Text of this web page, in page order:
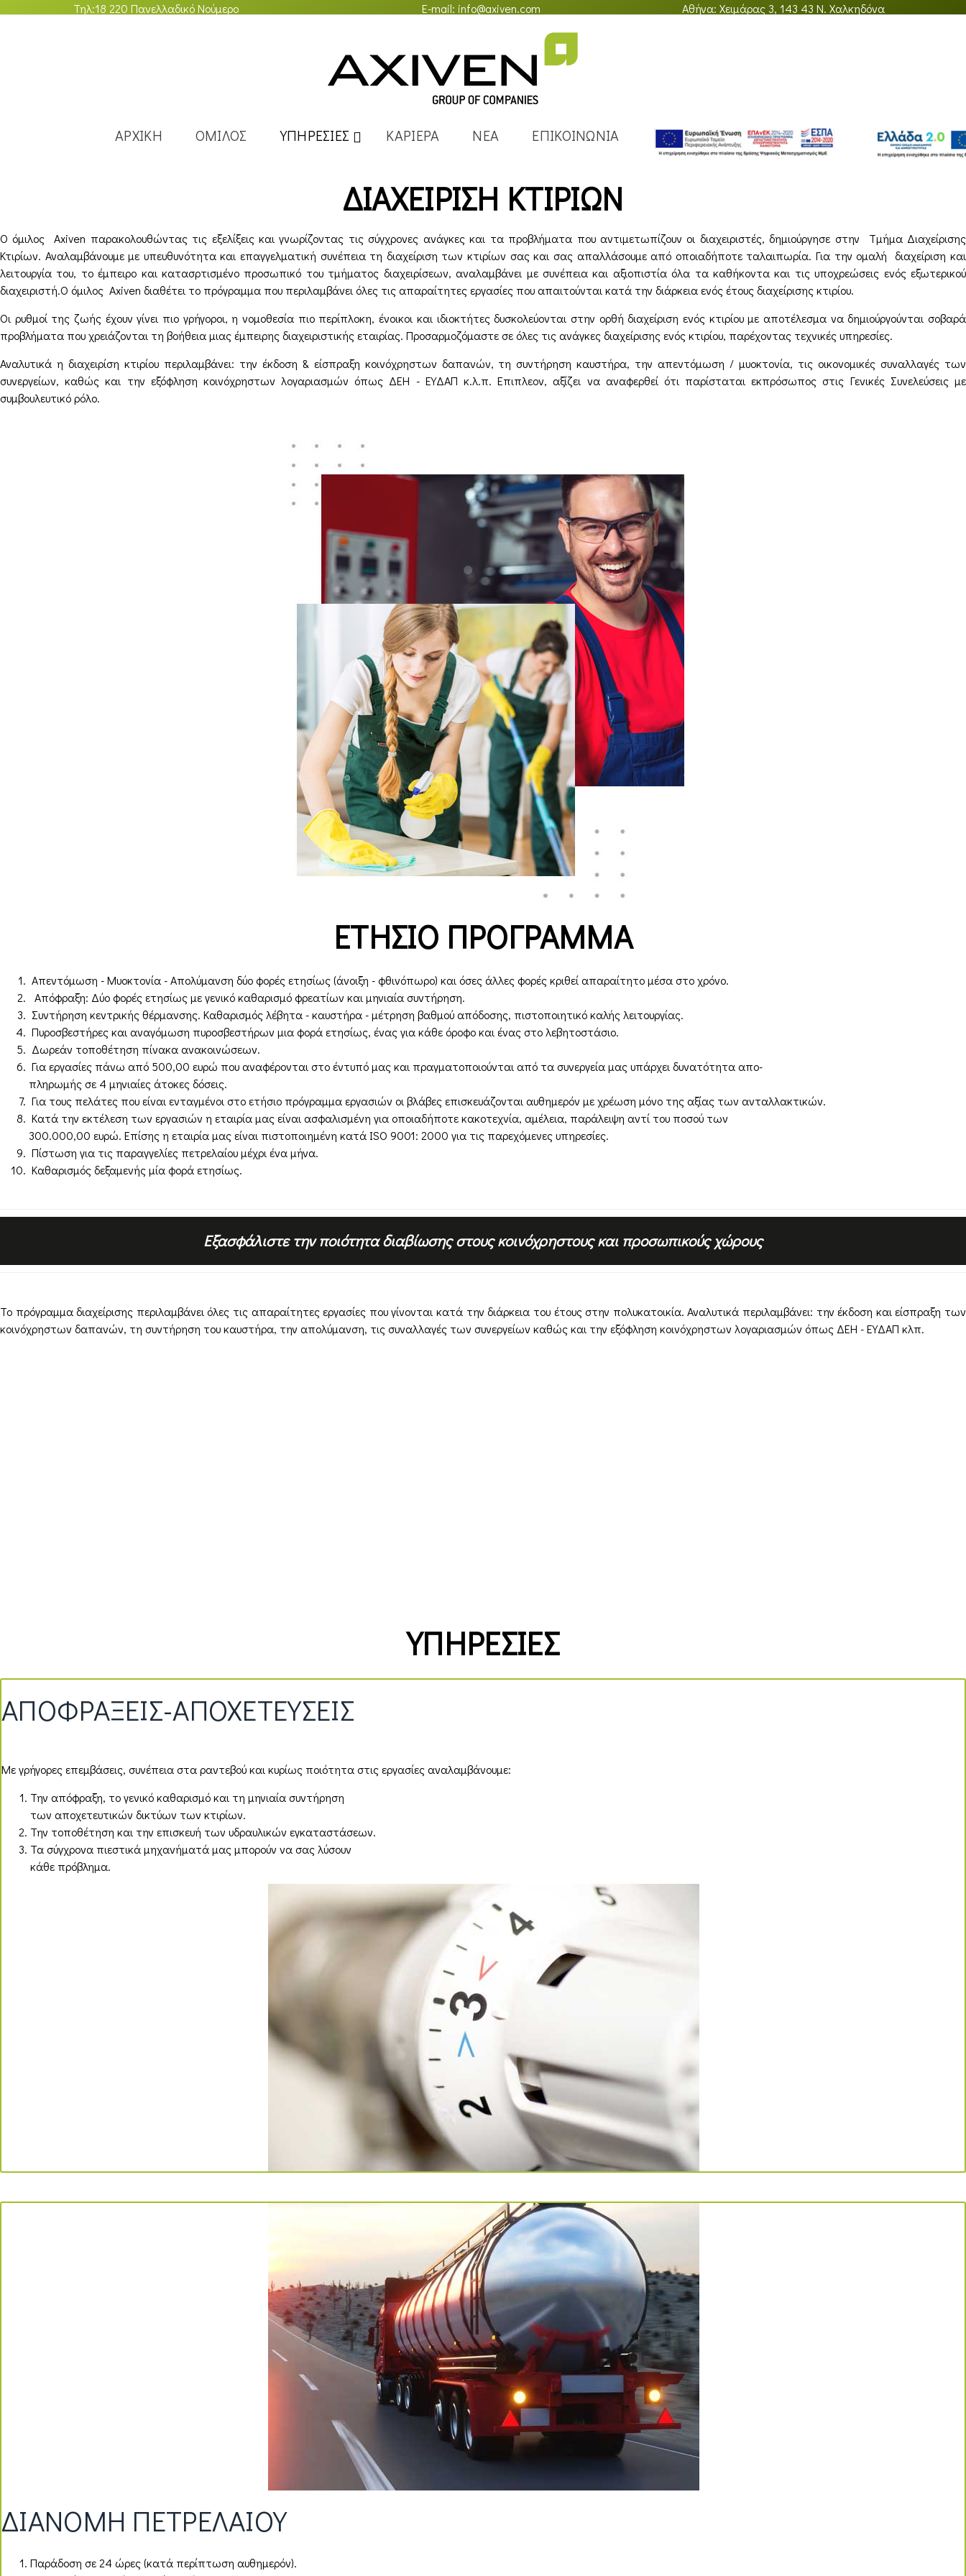
Τηλ:18 220 Πανελλαδικό Νούμερο E-mail: info@axiven.com Αθήνα: Χειμάρας 3, 143 43 Ν. Χαλκηδόνα
ΑΡΧΙΚΗ ΟΜΙΛΟΣ ΥΠΗΡΕΣΙΕΣ ΚΑΡΙΕΡΑ ΝΕΑ ΕΠΙΚΟΙΝΩΝΙΑ
ΔΙΑΧΕΙΡΙΣΗ ΚΤΙΡΙΩΝ
Ο όμιλος Axiven παρακολουθώντας τις εξελίξεις και γνωρίζοντας τις σύγχρονες ανάγκες και τα προβλήματα που αντιμετωπίζουν οι διαχειριστές, δημιούργησε στην Τμήμα Διαχείρισης
Κτιρίων. Αναλαμβάνουμε με υπευθυνότητα και επαγγελματική συνέπεια τη διαχείριση των κτιρίων σας και σας απαλλάσουμε από οποιαδήποτε ταλαιπωρία. Για την ομαλή διαχείριση και
λειτουργία του, το έμπειρο και κατασρτισμένο προσωπικό του τμήματος διαχειρίσεων, αναλαμβάνει με συνέπεια και αξιοπιστία όλα τα καθήκοντα και τις υποχρεώσεις ενός εξωτερικού
διαχειριστή.Ο όμιλος Axiven διαθέτει το πρόγραμμα που περιλαμβάνει όλες τις απαραίτητες εργασίες που απαιτούνται κατά την διάρκεια ενός έτους διαχείρισης κτιρίου.
Οι ρυθμοί της ζωής έχουν γίνει πιο γρήγοροι, η νομοθεσία πιο περίπλοκη, ένοικοι και ιδιοκτήτες δυσκολεύονται στην ορθή διαχείριση ενός κτιρίου με αποτέλεσμα να δημιούργούνται σοβαρά
προβλήματα που χρειάζονται τη βοήθεια μιας έμπειρης διαχειριστικής εταιρίας. Προσαρμοζόμαστε σε όλες τις ανάγκες διαχείρισης ενός κτιρίου, παρέχοντας τεχνικές υπηρεσίες.
Αναλυτικά η διαχειρίση κτιρίου περιλαμβάνει: την έκδοση & είσπραξη κοινόχρηστων δαπανών, τη συντήρηση καυστήρα, την απεντόμωση / μυοκτονία, τις οικονομικές συναλλαγές των
συνεργείων, καθώς και την εξόφληση κοινόχρηστων λογαριασμών όπως ΔΕΗ - ΕΥΔΑΠ κ.λ.π. Επιπλεον, αξίζει να αναφερθεί ότι παρίσταται εκπρόσωπος στις Γενικές Συνελεύσεις με
συμβουλευτικό ρόλο.
ΕΤΗΣΙΟ ΠΡΟΓΡΑΜΜΑ
Απεντόμωση - Μυοκτονία - Απολύμανση δύο φορές ετησίως (άνοιξη - φθινόπωρο) και όσες άλλες φορές κριθεί απαραίτητο μέσα στο χρόνο.
Απόφραξη: Δύο φορές ετησίως με γενικό καθαρισμό φρεατίων και μηνιαία συντήρηση.
Συντήρηση κεντρικής θέρμανσης. Καθαρισμός λέβητα - καυστήρα - μέτρηση βαθμού απόδοσης, πιστοποιητικό καλής λειτουργίας.
Πυροσβεστήρες και αναγόμωση πυροσβεστήρων μια φορά ετησίως, ένας για κάθε όροφο και ένας στο λεβητοστάσιο.
Δωρεάν τοποθέτηση πίνακα ανακοινώσεων.
Για εργασίες πάνω από 500,00 ευρώ που αναφέρονται στο έντυπό μας και πραγματοποιούνται από τα συνεργεία μας υπάρχει δυνατότητα απο-
πληρωμής σε 4 μηνιαίες άτοκες δόσεις.
Για τους πελάτες που είναι ενταγμένοι στο ετήσιο πρόγραμμα εργασιών οι βλάβες επισκευάζονται αυθημερόν με χρέωση μόνο της αξίας των ανταλλακτικών.
Κατά την εκτέλεση των εργασιών η εταιρία μας είναι ασφαλισμένη για οποιαδήποτε κακοτεχνία, αμέλεια, παράλειψη αντί του ποσού των
300.000,00 ευρώ. Επίσης η εταιρία μας είναι πιστοποιημένη κατά ISO 9001: 2000 για τις παρεχόμενες υπηρεσίες.
Πίστωση για τις παραγγελίες πετρελαίου μέχρι ένα μήνα.
Καθαρισμός δεξαμενής μία φορά ετησίως.
Εξασφάλιστε την ποιότητα διαβίωσης στους κοινόχρηστους και προσωπικούς χώρους
Το πρόγραμμα διαχείρισης περιλαμβάνει όλες τις απαραίτητες εργασίες που γίνονται κατά την διάρκεια του έτους στην πολυκατοικία. Αναλυτικά περιλαμβάνει: την έκδοση και είσπραξη των
κοινόχρηστων δαπανών, τη συντήρηση του καυστήρα, την απολύμανση, τις συναλλαγές των συνεργείων καθώς και την εξόφληση κοινόχρηστων λογαριασμών όπως ΔΕΗ - ΕΥΔΑΠ κλπ.
ΥΠΗΡΕΣΙΕΣ
ΑΠΟΦΡΑΞΕΙΣ-ΑΠΟΧΕΤΕΥΣΕΙΣ
Με γρήγορες επεμβάσεις, συνέπεια στα ραντεβού και κυρίως ποιότητα στις εργασίες αναλαμβάνουμε:
Την απόφραξη, το γενικό καθαρισμό και τη μηνιαία συντήρηση
των αποχετευτικών δικτύων των κτιρίων.
Την τοποθέτηση και την επισκευή των υδραυλικών εγκαταστάσεων.
Τα σύγχρονα πιεστικά μηχανήματά μας μπορούν να σας λύσουν
κάθε πρόβλημα.
ΔΙΑΝΟΜΗ ΠΕΤΡΕΛΑΙΟΥ
Παράδοση σε 24 ώρες (κατά περίπτωση αυθημερόν).